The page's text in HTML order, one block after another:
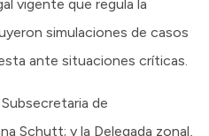
vigente que regula la
simulaciones de casos
ante situaciones críticas.
de
Schutt; y la Delegada zonal,